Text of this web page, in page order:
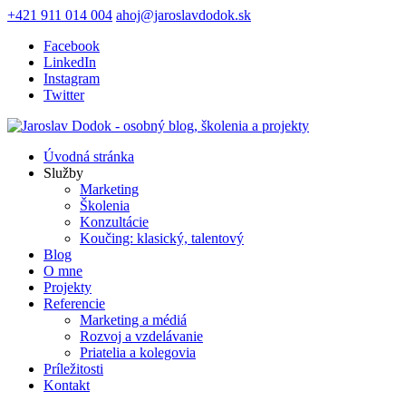
+421 911 014 004 ahoj@jaroslavdodok.sk
Facebook
LinkedIn
Instagram
Twitter
Úvodná stránka
Služby
Marketing
Školenia
Konzultácie
Koučing: klasický, talentový
Blog
O mne
Projekty
Referencie
Marketing a médiá
Rozvoj a vzdelávanie
Priatelia a kolegovia
Príležitosti
Kontakt